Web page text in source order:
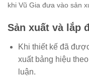
khi Vũ Gia đưa vào sản
Sản xuất và lắp
Khi thiết kế đã
xuất bảng hiệu
luận.